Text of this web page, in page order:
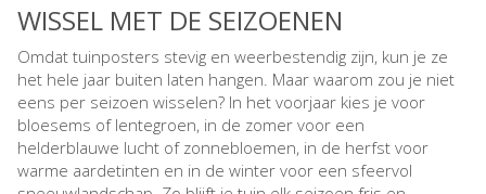
WISSEL MET DE SEIZOENEN
Omdat tuinposters stevig en weerbestendig zijn, kun je ze
het hele jaar buiten laten hangen. Maar waarom zou je niet
eens per seizoen wisselen? In het voorjaar kies je voor
bloesems of lentegroen, in de zomer voor een
helderblauwe lucht of zonnebloemen, in de herfst voor
warme aardetinten en in de winter voor een sfeervol